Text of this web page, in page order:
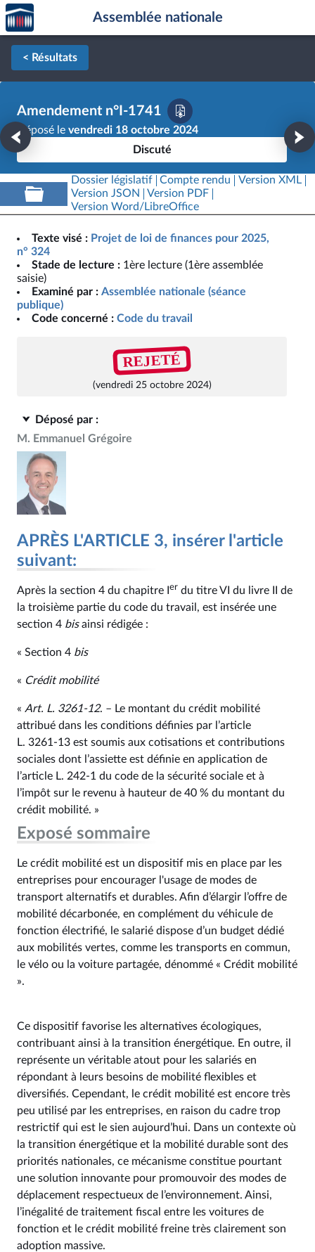
Aller au contenu
Aller en bas de la page
Accèder
à la
page
d'accueil
Assemblée nationale
< Résultats
Amendement n°I-1741
Déposé le vendredi 18 octobre 2024
Discuté
Dossier législatif Compte rendu
Version XML
Version JSON
Version PDF
Version Word/LibreOffice
Texte visé : Projet de loi de finances pour 2025,
n° 324
Stade de lecture : 1ère lecture (1ère assemblée
saisie)
Examiné par : Assemblée nationale (séance
publique)
Code concerné : Code du travail
REJETÉ
(vendredi 25 octobre 2024)
Déposé par :
M. Emmanuel Grégoire
APRÈS L'ARTICLE 3, insérer l'article
suivant:
Après la section 4 du chapitre I er du titre VI du livre II de
la troisième partie du code du travail, est insérée une
section 4 bisainsi rédigée :
« Section 4 bis
« Crédit mobilité
« Art. L. 3261‑12. – Le montant du crédit mobilité
attribué dans les conditions définies par l’article
L. 3261‑13 est soumis aux cotisations et contributions
sociales dont l’assiette est définie en application de
l’article L. 242‑1 du code de la sécurité sociale et à
l’impôt sur le revenu à hauteur de 40 % du montant du
crédit mobilité. »
Exposé sommaire
Le crédit mobilité est un dispositif mis en place par les
entreprises pour encourager l'usage de modes de
transport alternatifs et durables. Afin d’élargir l’offre de
mobilité décarbonée, en complément du véhicule de
fonction électrifié, le salarié dispose d’un budget dédié
aux mobilités vertes, comme les transports en commun,
le vélo ou la voiture partagée, dénommé « Crédit mobilité
».
Ce dispositif favorise les alternatives écologiques,
contribuant ainsi à la transition énergétique. En outre, il
représente un véritable atout pour les salariés en
répondant à leurs besoins de mobilité flexibles et
diversifiés. Cependant, le crédit mobilité est encore très
peu utilisé par les entreprises, en raison du cadre trop
restrictif qui est le sien aujourd’hui. Dans un contexte où
la transition énergétique et la mobilité durable sont des
priorités nationales, ce mécanisme constitue pourtant
une solution innovante pour promouvoir des modes de
déplacement respectueux de l’environnement. Ainsi,
l’inégalité de traitement fiscal entre les voitures de
fonction et le crédit mobilité freine très clairement son
adoption massive.